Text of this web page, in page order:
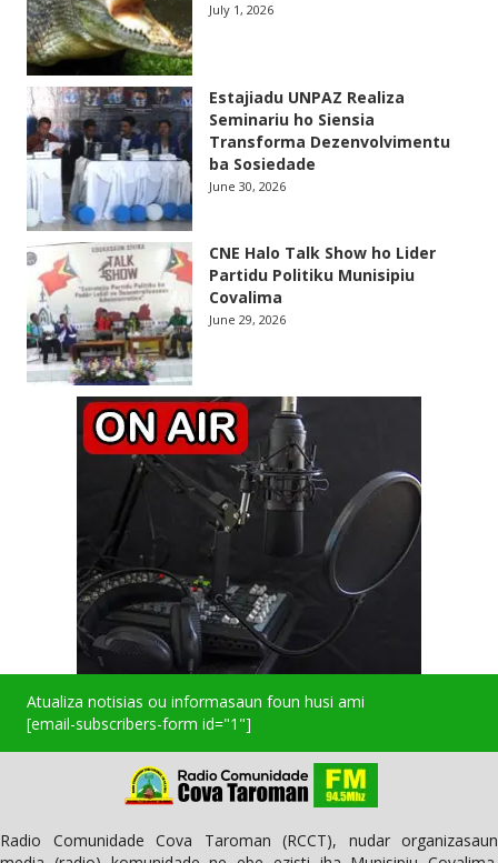
July 1, 2026
Estajiadu UNPAZ Realiza
Seminariu ho Siensia
Transforma Dezenvolvimentu
ba Sosiedade
June 30, 2026
CNE Halo Talk Show ho Lider
Partidu Politiku Munisipiu
Covalima
June 29, 2026
Atualiza notisias ou informasaun foun husi ami
[email-subscribers-form id="1"]
Radio Comunidade Cova Taroman (RCCT), nudar organizasaun